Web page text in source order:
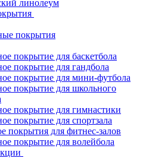
линолеум
покрытия
покрытие для баскетбола
покрытие для гандбола
покрытие для мини-футбола
покрытие для школьного
покрытие для гимнастики
покрытие для спортзала
покрытия для фитнес-залов
покрытие для волейбола